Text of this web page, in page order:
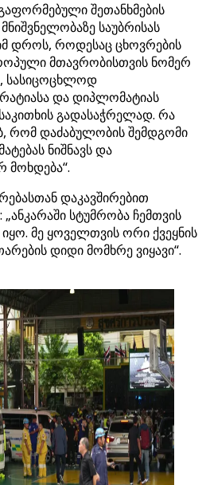
შეთანხმების
საუბრისას
დროს, როდესაც ცხოვრების
მთავრობისთვის ნომერ
სასიცოცხლოდ
და დიპლომატიას
გადასაჭრელად. რა
რომ დაძაბულობის შემდგომი
ნიშნავს და
მოხდება“.
დაკავშირებით
„ანკარაში სტუმრობა ჩემთვის
მე ყოველთვის ორი ქვეყნის
დიდი მომხრე ვიყავი“.